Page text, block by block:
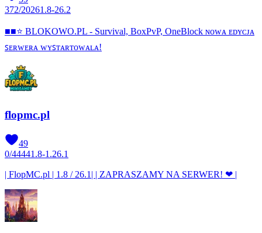
372/20261.8-26.2
■■⭐ BLOKOWO.PL - Survival, BoxPvP, OneBlock ɴᴏᴡᴀ ᴇᴅʏᴄᴊᴀ
ꜱᴇʀᴡᴇʀᴀ ᴡʏꜱᴛᴀʀᴛᴏᴡᴀʟᴀ!
flopmc.pl
49
0/44441.8-1.26.1
| FlopMC.pl | 1.8 / 26.1| | ZAPRASZAMY NA SERWER! ❤ |